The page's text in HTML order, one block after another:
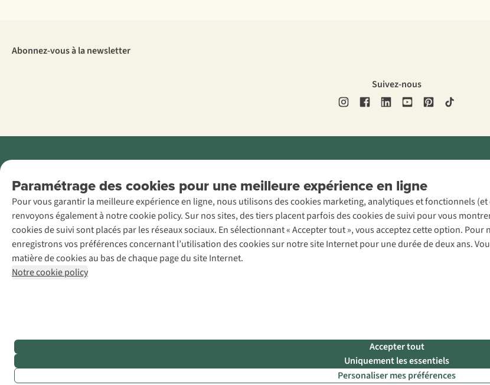
Paramétrage des cookies pour une meilleure expérience en ligne
Pour vous garantir la meilleure expérience en ligne, nous utilisons des cookies marketing, analytiques et fonctionnels
renvoyons également à notre cookie policy. Sur nos sites, des tiers placent parfois des cookies de suivi pour vous
cookies de suivi sont placés par les réseaux sociaux. En sélectionnant « Accepter tout », vous acceptez cette option.
enregistrons vos préférences concernant l’utilisation des cookies sur notre site Internet pour une durée de deux ans.
matière de cookies au bas de chaque page du site Internet.
Notre cookie policy
Accepter tout
Uniquement les essentiels
Personaliser mes préférences
Abonnez-vous à la newsletter
Suivez-nous
AS Adventure
France SAS,
Rue du Vieux
Faubourg 14, F-
59000 Lille
+32 (0)3 828
30 15